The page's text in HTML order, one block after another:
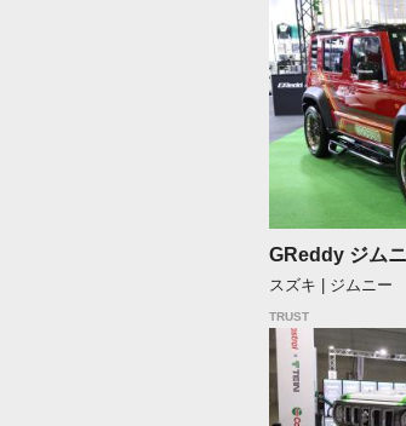
GReddy ジム
スズキ | ジムニー
TRUST